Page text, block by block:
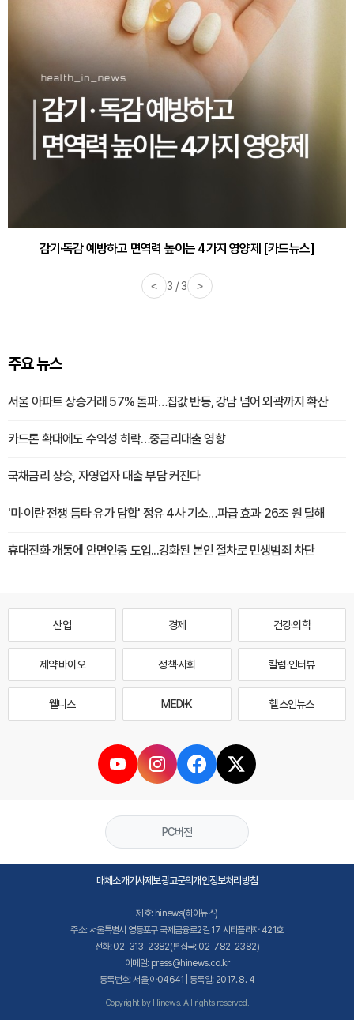
감기·독감 예방하고 면역력 높이는 4가지 영양제 [카드뉴스]
< 3 / 3 >
주요 뉴스
서울 아파트 상승거래 57% 돌파…집값 반등, 강남 넘어 외곽까지 확산
카드론 확대에도 수익성 하락…중금리대출 영향
국채금리 상승, 자영업자 대출 부담 커진다
'미·이란 전쟁 틈타 유가 담합' 정유 4사 기소…파급 효과 26조 원 달해
휴대전화 개통에 안면인증 도입...강화된 본인 절차로 민생범죄 차단
산업 경제 건강·의학
제약·바이오 정책·사회 칼럼·인터뷰
웰니스 MEDI·K 헬스인뉴스
PC버전
매체소개기사제보광고문의개인정보처리방침
제호: hinews(하이뉴스)
주소: 서울특별시 영등포구 국제금융로2길 17 시티플라자 421호
전화: 02-313-2382(편집국: 02-782-2382)
이메일: press@hinews.co.kr
등록번호: 서울,아04641 | 등록일: 2017. 8. 4
Copyright by Hinews. All rights reserved.